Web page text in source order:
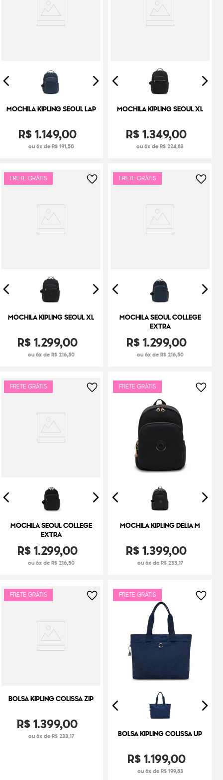
MOCHILA KIPLING SEOUL LAP
R$1.149,00
ou 6x de R$ 191,50
MOCHILA KIPLING SEOUL XL
R$1.349,00
ou 6x de R$ 224,83
FRETE GRÁTIS
MOCHILA KIPLING SEOUL XL
R$1.299,00
ou 6x de R$ 216,50
FRETE GRÁTIS
MOCHILA SEOUL COLLEGE
EXTRA
R$1.299,00
ou 6x de R$ 216,50
FRETE GRÁTIS
MOCHILA SEOUL COLLEGE
EXTRA
R$1.299,00
ou 6x de R$ 216,50
FRETE GRÁTIS
MOCHILA KIPLING DELIA M
R$1.399,00
ou 6x de R$ 233,17
FRETE GRÁTIS
BOLSA KIPLING COLISSA ZIP
R$1.399,00
ou 6x de R$ 233,17
FRETE GRÁTIS
BOLSA KIPLING COLISSA UP
R$1.199,00
ou 6x de R$ 199,83